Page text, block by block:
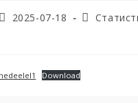
2025-07-18
Download